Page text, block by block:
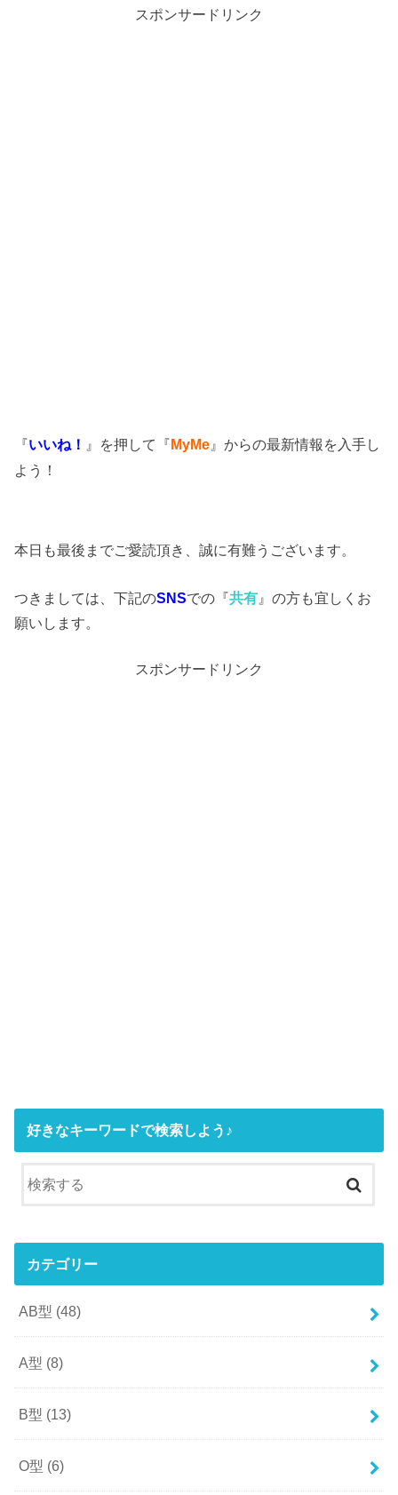
スポンサードリンク
『いいね！ 』を押して『 MyMe 』からの最新情報を入手し
よう！
本日も最後までご愛読頂き、誠に有難うございます。
つきましては、下記のSNSでの『共有 』の方も宜しくお
願いします。
スポンサードリンク
好きなキーワードで検索しよう♪
カテゴリー
AB型 (48)
A型 (8)
B型 (13)
O型 (6)